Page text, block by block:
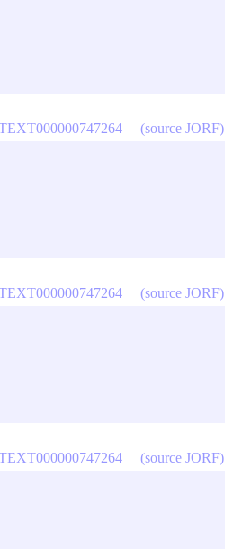
(source JORF)
(source JORF)
(source JORF)